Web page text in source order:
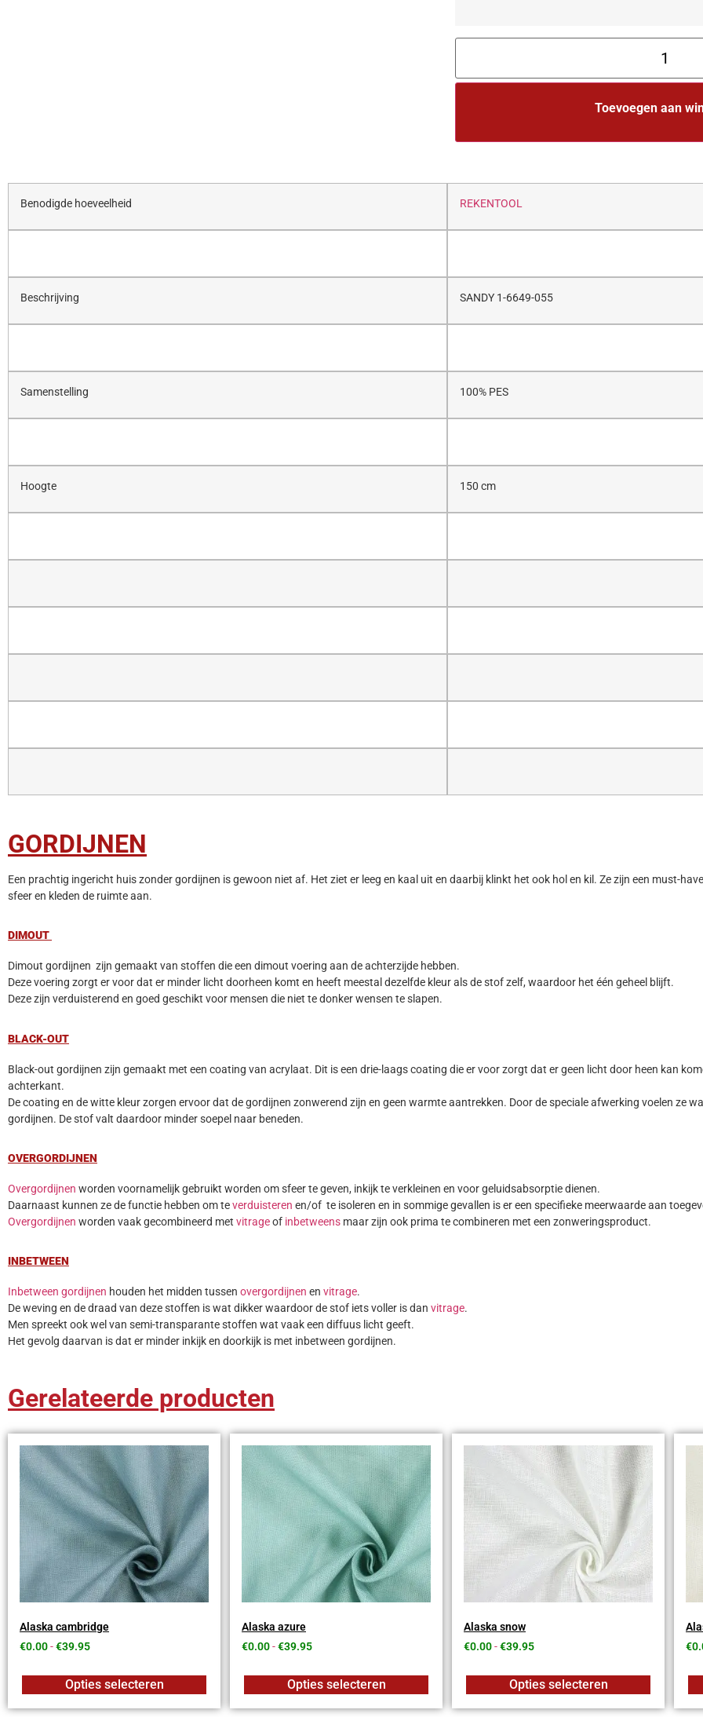
Toevoegen aan
Benodigde hoeveelheid REKENTOOL
Beschrijving SANDY 1-6649-055
Samenstelling 100% PES
Hoogte 150 cm
GORDIJNEN
Een prachtig ingericht huis zonder gordijnen is gewoon niet af. Het ziet er leeg en kaal uit en daarbij klinkt het ook hol en kil. Ze zijn een must-
sfeer en kleden de ruimte aan.
DIMOUT
Dimout gordijnen zijn gemaakt van stoffen die een dimout voering aan de achterzijde hebben.
Deze voering zorgt er voor dat er minder licht doorheen komt en heeft meestal dezelfde kleur als de stof zelf, waardoor het één geheel blijft.
Deze zijn verduisterend en goed geschikt voor mensen die niet te donker wensen te slapen.
BLACK-OUT
Black-out gordijnen zijn gemaakt met een coating van acrylaat. Dit is een drie-laags coating die er voor zorgt dat er geen licht door heen kan
achterkant.
De coating en de witte kleur zorgen ervoor dat de gordijnen zonwerend zijn en geen warmte aantrekken. Door de speciale afwerking voelen ze
gordijnen. De stof valt daardoor minder soepel naar beneden.
OVERGORDIJNEN
Overgordijnen worden voornamelijk gebruikt worden om sfeer te geven, inkijk te verkleinen en voor geluidsabsorptie dienen.
Daarnaast kunnen ze de functie hebben om teverduisteren en/of te isoleren en in sommige gevallen is er een specifieke meerwaarde aan
Overgordijnen worden vaak gecombineerd met vitrageof inbetweens maar zijn ook prima te combineren met een zonweringsproduct.
INBETWEEN
Inbetween gordijnen houden het midden tussen overgordijnen en vitrage.
De weving en de draad van deze stoffen is wat dikker waardoor de stof iets voller is dan vitrage.
Men spreekt ook wel van semi-transparante stoffen wat vaak een diffuus licht geeft.
Het gevolg daarvan is dat er minder inkijk en doorkijk is met inbetween gordijnen.
Gerelateerde producten
Alaska cambridge
€0.00-€39.95
Opties selecteren
Alaska azure
€0.00-€39.95
Opties selecteren
Alaska snow
€0.00-€39.95
Opties selecteren
€